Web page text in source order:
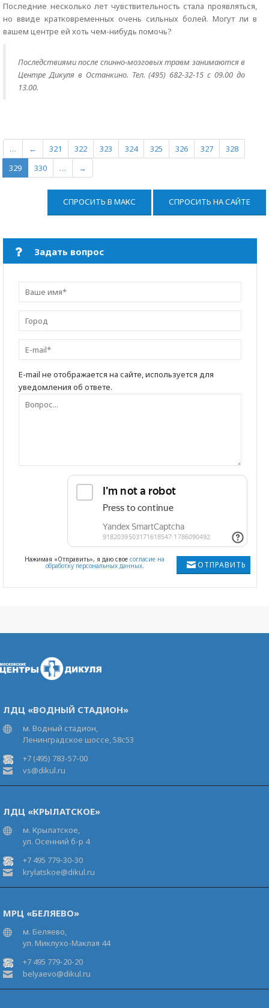
Последние несколько лет чувствительность стала проявляться,
но ввиде кратковременных очень сильных болей. Могут ли в
вашем центре ей хоть чем-нибудь помочь?
Последствиями после спинно-мозговых травм занимаются в
Центре Дикуля в Останкино. Тел. (495) 682-32-15 с 09.00 до
13.00.
… ← 321 322 323 324 325 326 327
328
329
330 … →
СПРОСИТЬ В МАКС СПРОСИТЬ НА САЙТЕ
Задать вопрос
E-mail не отображается на сайте, используется для
уведомления об ответе.
ОТПРАВИТЬ
Нажимая «Отправить», я даю свое согласие на
обработку персональных данных.
ЛДЦ «ВОДНЫЙ СТАДИОН»
м. Водный стадион,
Ленинградское шоссе, 58с53
+7 (495) 783-57-00
vs@dikul.ru
ЛДЦ «КРЫЛАТСКОЕ»
м. Крылатское,
ул. Осенний б-р 4
+7 495 779-30-30
krylatskoe@dikul.ru
МРЦ «БЕЛЯЕВО»
м. Беляево,
ул. Миклухо-Маклая 44
+7 495 779-20-20
belyaevo@dikul.ru